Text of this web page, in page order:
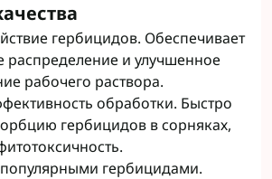
гербицидов. Обеспечивает
распределение и улучшенное
рабочего раствора.
обработки. Быстро
гербицидов в сорняках,
гербицидами.